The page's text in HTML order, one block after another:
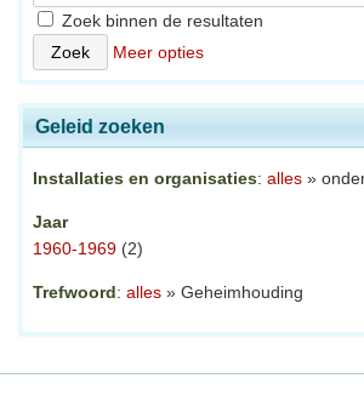
Zoek binnen de resultaten
Meer opties
Geleid zoeken
Installaties en organisaties: alles »
Jaar
1960-1969 (2)
Trefwoord: alles » Geheimhouding